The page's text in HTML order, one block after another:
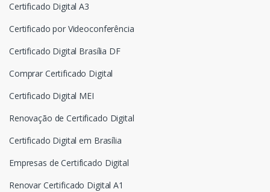
Certificado Digital A3
Certificado por Videoconferência
Certificado Digital Brasília DF
Comprar Certificado Digital
Certificado Digital MEI
Renovação de Certificado Digital
Certificado Digital em Brasília
Empresas de Certificado Digital
Renovar Certificado Digital A1